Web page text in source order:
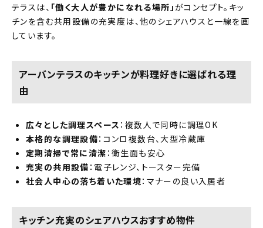
テラスは、 「働く大人が豊かになれる場所」がコンセプト。キッ
チンを含む共用設備の充実度は、他のシェアハウスと一線を画
しています。
アーバンテラスのキッチンが料理好きに選ばれる理
由
広々とした調理スペース ：複数人で同時に調理OK
本格的な調理設備：コンロ複数台、大型冷蔵庫
定期清掃で常に清潔 ：衛生面も安心
充実の共用設備 ：電子レンジ、トースター完備
社会人中心の落ち着いた環境：マナーの良い入居者
キッチン充実のシェアハウスおすすめ物件